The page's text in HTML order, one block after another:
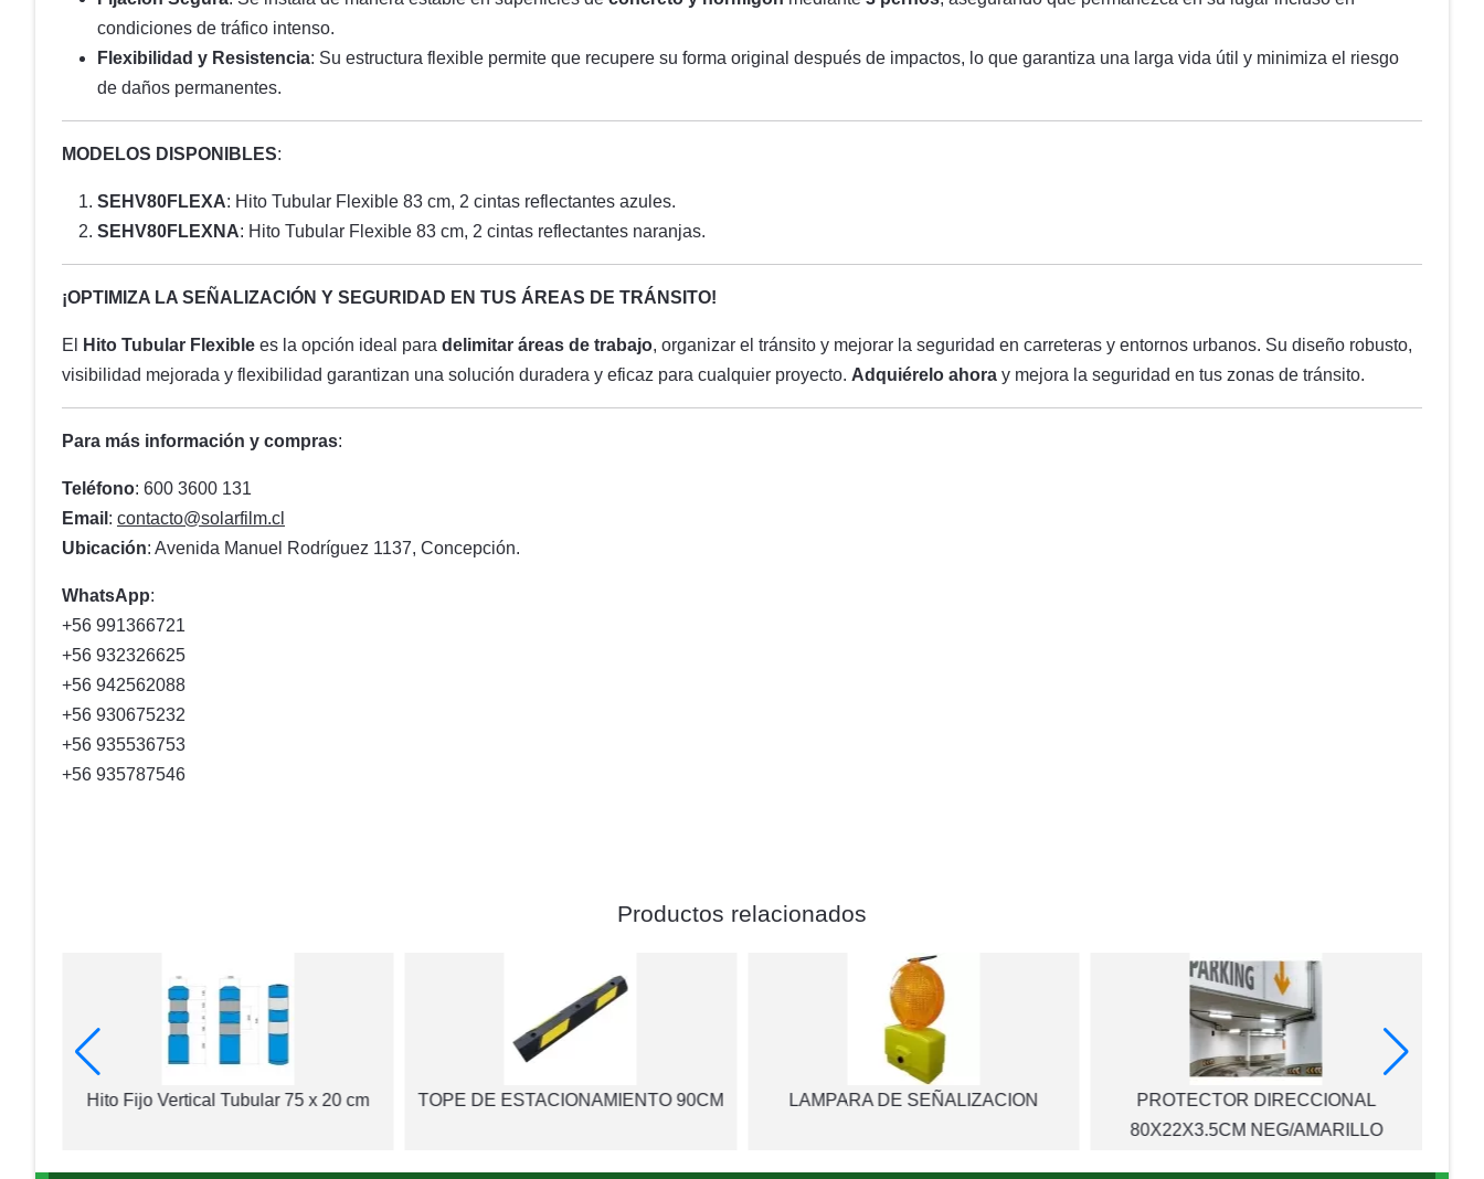
condiciones de tráfico intenso.
Flexibilidad y Resistencia: Su estructura flexible permite que recupere su forma original después de impactos, lo que garantiza una larga vida útil y minimiza el riesgo
de daños permanentes.
MODELOS DISPONIBLES:
SEHV80FLEXA: Hito Tubular Flexible 83 cm, 2 cintas reflectantes azules.
SEHV80FLEXNA: Hito Tubular Flexible 83 cm, 2 cintas reflectantes naranjas.
¡OPTIMIZA LA SEÑALIZACIÓN Y SEGURIDAD EN TUS ÁREAS DE TRÁNSITO!
El Hito Tubular Flexible es la opción ideal para delimitar áreas de trabajo, organizar el tránsito y mejorar la seguridad en carreteras y entornos urbanos. Su diseño robusto,
visibilidad mejorada y flexibilidad garantizan una solución duradera y eficaz para cualquier proyecto. Adquiérelo ahora y mejora la seguridad en tus zonas de tránsito.
Para más información y compras:
Teléfono: 600 3600 131
Email : contacto@solarfilm.cl
Ubicación: Avenida Manuel Rodríguez 1137, Concepción.
WhatsApp:
+56 991366721
+56 932326625
+56 942562088
+56 930675232
+56 935536753
+56 935787546
Productos relacionados
Hito Fijo Vertical Tubular 75 x 20 cm TOPE DE ESTACIONAMIENTO 90CM LAMPARA DE SEÑALIZACION
PROTECTOR DIRECCIONAL
80X22X3.5CM NEG/AMARILLO